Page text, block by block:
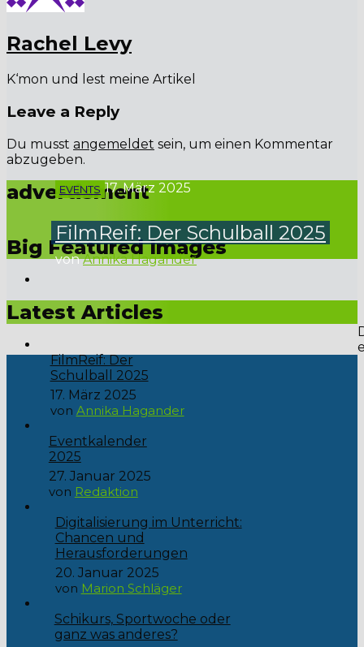
Rachel Levy
K‘mon und lest meine Artikel
Leave a Reply
Du musst angemeldet sein, um einen Kommentar
abzugeben.
advertisment
Big Featured Images
EVENTS 17. März 2025
FilmReif: Der Schulball 2025
vonAnnika Hagander
des Jahres: unser Schulball unter dem schillernden Motto...
Latest Articles
FilmReif: Der
Schulball 2025
17. März 2025
von Annika Hagander
Eventkalender
2025
27. Januar 2025
von Redaktion
Digitalisierung im Unterricht:
Chancen und
Herausforderungen
20. Januar 2025
von Marion Schläger
Schikurs, Sportwoche oder
ganz was anderes?